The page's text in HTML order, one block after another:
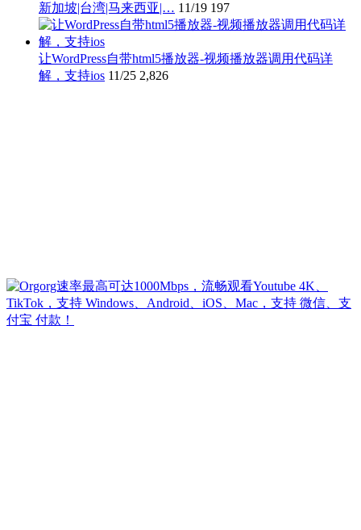
新加坡|台湾|马来西亚|… 11/19 197
让WordPress自带html5播放器-视频播放器调用代码详
解，支持ios 11/25 2,826